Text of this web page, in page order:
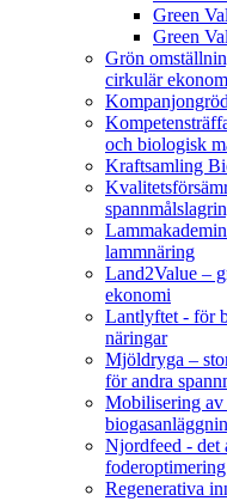
Green
Green
Grön
cirkulär
och biologisk
Kraftsamling
lammnäring
Land2Value –
ekonomi
Lantlyftet - för
näringar
Mjöldryga –
för andra
Mobilisering av
Njordfeed - det
Regenerativa